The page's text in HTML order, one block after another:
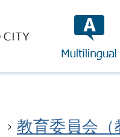
教育委員会（